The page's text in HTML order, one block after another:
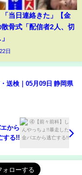
「当日連絡きた」【金
散骨式「配信者2人、切
日
送検｜05月09日 静岡県
から
する!!